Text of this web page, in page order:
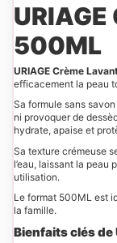
URIAGE
500ML
URIAGE Crème
efficacement la peau
Sa formule sans
ni provoquer de
hydrate, apaise et
Sa texture crémeuse
l’eau, laissant la
utilisation.
Le format 500ML est
la famille.
Bienfaits clés de